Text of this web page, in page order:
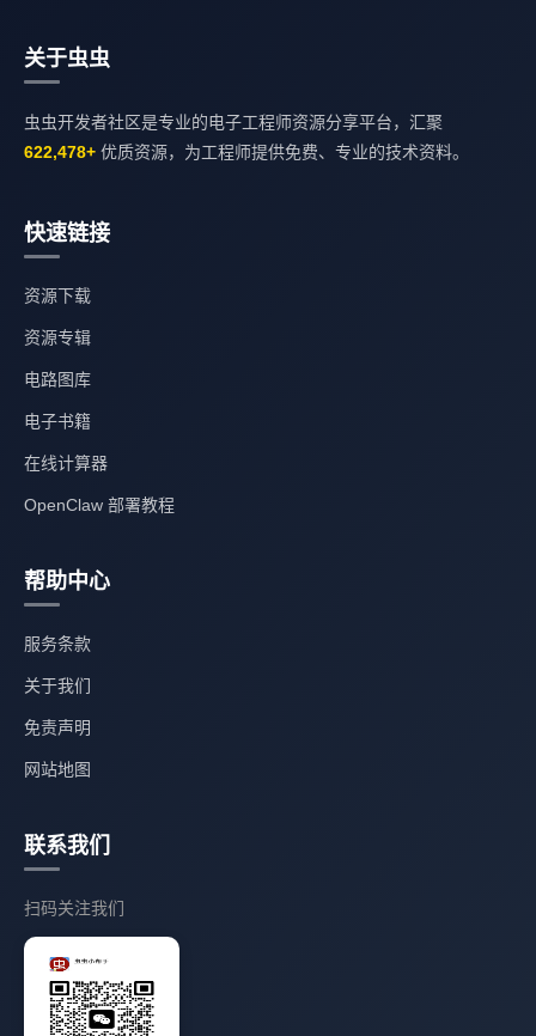
关于虫虫
虫虫开发者社区是专业的电子工程师资源分享平台，汇聚
622,478+ 优质资源，为工程师提供免费、专业的技术资料。
快速链接
资源下载
资源专辑
电路图库
电子书籍
在线计算器
OpenClaw 部署教程
帮助中心
服务条款
关于我们
免责声明
网站地图
联系我们
扫码关注我们